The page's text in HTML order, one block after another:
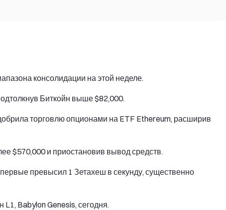
консолидации на этой неделе.
Биткойн выше $82,000.
торговлю опционами на ETF Ethereum, расширив
$570,000 и приостановив вывод средств.
превысил 1 Зетахеш в секунду, существенно
L1, Babylon Genesis, сегодня.